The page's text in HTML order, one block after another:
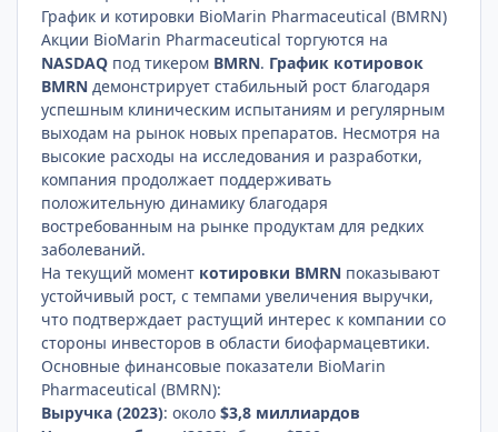
График и котировки BioMarin Pharmaceutical (BMRN)
Акции BioMarin Pharmaceutical торгуются на
NASDAQ под тикером BMRN. График котировок
BMRN демонстрирует стабильный рост благодаря
успешным клиническим испытаниям и регулярным
выходам на рынок новых препаратов. Несмотря на
высокие расходы на исследования и разработки,
компания продолжает поддерживать
положительную динамику благодаря
востребованным на рынке продуктам для редких
заболеваний.
На текущий момент котировки BMRN показывают
устойчивый рост, с темпами увеличения выручки,
что подтверждает растущий интерес к компании со
стороны инвесторов в области биофармацевтики.
Основные финансовые показатели BioMarin
Pharmaceutical (BMRN):
Выручка (2023): около$3,8 миллиардов